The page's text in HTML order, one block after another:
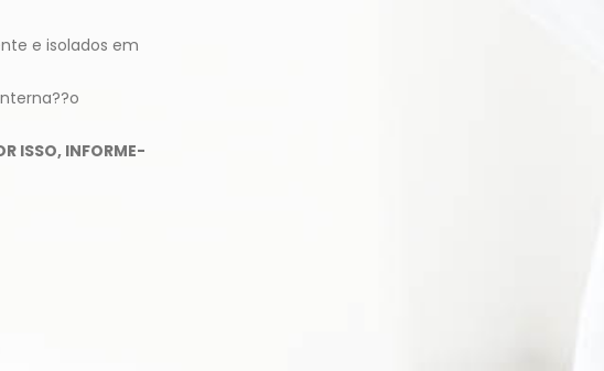
e isolados em
ISSO, INFORME-